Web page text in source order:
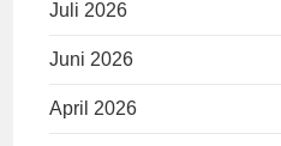
Juli 2026
Juni 2026
April 2026